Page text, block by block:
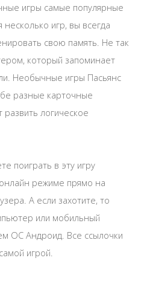
игры самые популярные
игр, вы всегда
свою память. Не так
который запоминает
Необычные игры Пасьянс
разные карточные
логическое
поиграть в эту игру
режиме прямо на
А если захотите, то
или мобильный
ОС Андроид. Все ссылочки
игрой.